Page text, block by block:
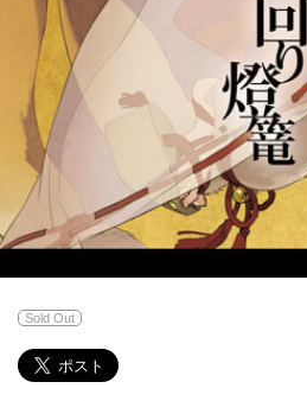
Sold Out